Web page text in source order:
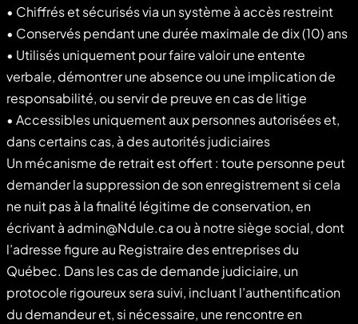
• Chiffrés et sécurisés via un système à accès restreint
• Conservés pendant une durée maximale de dix (10) ans
• Utilisés uniquement pour faire valoir une entente
verbale, démontrer une absence ou une implication de
responsabilité, ou servir de preuve en cas de litige
• Accessibles uniquement aux personnes autorisées et,
dans certains cas, à des autorités judiciaires
Un mécanisme de retrait est offert : toute personne peut
demander la suppression de son enregistrement si cela
ne nuit pas à la finalité légitime de conservation, en
écrivant à admin@Ndule.ca ou à notre siège social, dont
l’adresse figure au Registraire des entreprises du
Québec. Dans les cas de demande judiciaire, un
protocole rigoureux sera suivi, incluant l’authentification
du demandeur et, si nécessaire, une rencontre en